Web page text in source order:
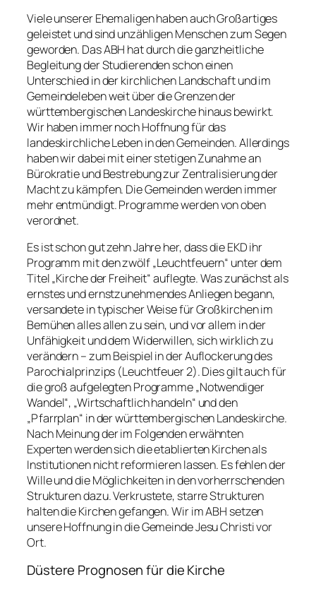
Viele unserer Ehemaligen haben auch Großartiges
geleistet und sind unzähligen Menschen zum Segen
geworden. Das ABH hat durch die ganzheitliche
Begleitung der Studierenden schon einen
Unterschied in der kirchlichen Landschaft und im
Gemeindeleben weit über die Grenzen der
württembergischen Landeskirche hinaus bewirkt.
Wir haben immer noch Hoffnung für das
landeskirchliche Leben in den Gemeinden. Allerdings
haben wir dabei mit einer stetigen Zunahme an
Bürokratie und Bestrebung zur Zentralisierung der
Macht zu kämpfen. Die Gemeinden werden immer
mehr entmündigt. Programme werden von oben
verordnet.
Es ist schon gut zehn Jahre her, dass die EKD ihr
Programm mit den zwölf „Leuchtfeuern“ unter dem
Titel „Kirche der Freiheit“ auflegte. Was zunächst als
ernstes und ernstzunehmendes Anliegen begann,
versandete in typischer Weise für Großkirchen im
Bemühen alles allen zu sein, und vor allem in der
Unfähigkeit und dem Widerwillen, sich wirklich zu
verändern – zum Beispiel in der Auflockerung des
Parochialprinzips (Leuchtfeuer 2). Dies gilt auch für
die groß aufgelegten Programme „Notwendiger
Wandel“, „Wirtschaftlich handeln“ und den
„Pfarrplan“ in der württembergischen Landeskirche.
Nach Meinung der im Folgenden erwähnten
Experten werden sich die etablierten Kirchen als
Institutionen nicht reformieren lassen. Es fehlen der
Wille und die Möglichkeiten in den vorherrschenden
Strukturen dazu. Verkrustete, starre Strukturen
halten die Kirchen gefangen. Wir im ABH setzen
unsere Hoffnung in die Gemeinde Jesu Christi vor
Ort.
Düstere Prognosen für die Kirche